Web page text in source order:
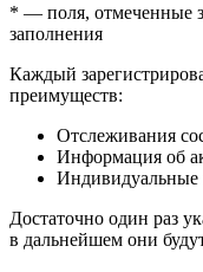
* — поля, отмеченные
заполнения
Каждый
преимуществ:
Отслеживания
Информация об
Индивидуальные
Достаточно один раз
в дальнейшем они